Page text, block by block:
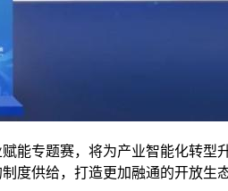
专题赛，将为产业智能化转型
度供给，打造更加融通的开放生态